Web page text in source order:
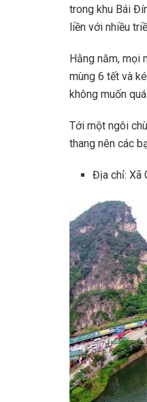
trong khu Bái
liền với nhiều
Hằng năm, mọi
mùng 6 tết và
không muốn
Tới một ngôi
thang nên các
Địa chỉ: Xã